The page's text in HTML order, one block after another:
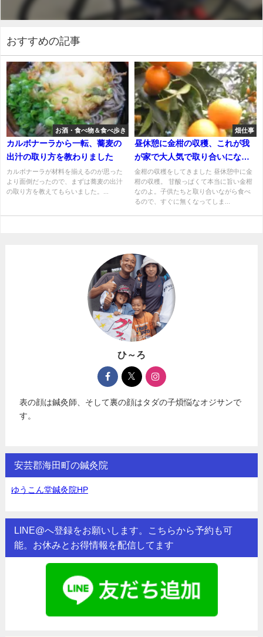
おすすめの記事
お酒・食べ物＆食べ歩き
カルボナーラから一転、蕎麦の
出汁の取り方を教わりました
カルボナーラが材料を揃えるのが思った
より面倒だったので、まずは蕎麦の出汁
の取り方を教えてもらいました。...
畑仕事
昼休憩に金柑の収穫、これが我
が家で大人気で取り合いになる
のよ
金柑の収穫をしてきました 昼休憩中に金
柑の収穫。 甘酸っぱくて本当に旨い金柑
なのよ。子供たちと取り合いながら食べ
るので、すぐに無くなってしま...
ひ～ろ
表の顔は鍼灸師、そして裏の顔はタダの子煩悩なオジサンで
す。
安芸郡海田町の鍼灸院
ゆうこん堂鍼灸院HP
LINE@へ登録をお願いします。こちらから予約も可
能。お休みとお得情報を配信してます